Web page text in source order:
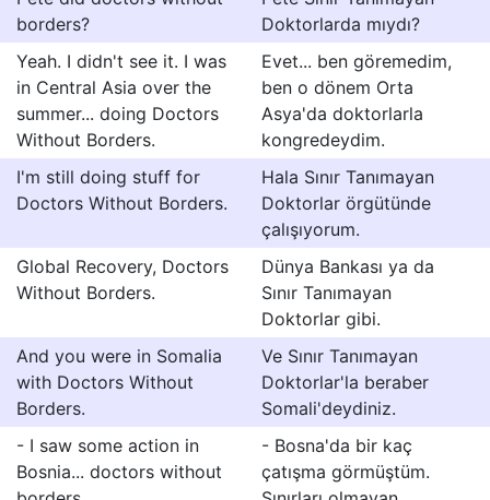
borders?
Doktorlarda mıydı?
Yeah. I didn't see it. I was
in Central Asia over the
summer... doing Doctors
Without Borders.
Evet... ben göremedim,
ben o dönem Orta
Asya'da doktorlarla
kongredeydim.
I'm still doing stuff for
Doctors Without Borders.
Hala Sınır Tanımayan
Doktorlar örgütünde
çalışıyorum.
Global Recovery, Doctors
Without Borders.
Dünya Bankası ya da
Sınır Tanımayan
Doktorlar gibi.
And you were in Somalia
with Doctors Without
Borders.
Ve Sınır Tanımayan
Doktorlar'la beraber
Somali'deydiniz.
- I saw some action in
Bosnia... doctors without
- Bosna'da bir kaç
çatışma görmüştüm.